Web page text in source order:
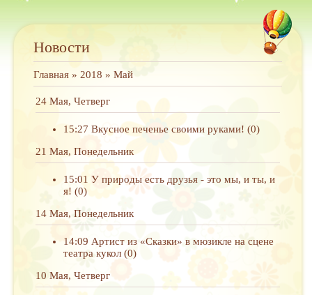
Новости
Главная » 2018 » Май
24 Мая, Четверг
15:27 Вкусное печенье своими руками! (0)
21 Мая, Понедельник
15:01 У природы есть друзья - это мы, и ты, и
я! (0)
14 Мая, Понедельник
14:09 Артист из «Сказки» в мюзикле на сцене
театра кукол (0)
10 Мая, Четверг